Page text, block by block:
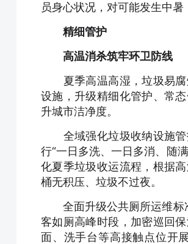
员身心状况，对可能发生中
精细管护
高温消杀筑牢环卫防线
夏季高温高湿，垃圾易腐
设施，升级精细化管护、常
升城市洁净度。
全域强化垃圾收纳设施管
行“一日多洗、一日多消、随
化夏季垃圾收运流程，根据
桶无积压、垃圾不过夜。
全面升级公共厕所运维标
客如厕高峰时段，加密巡回
面、洗手台等高接触点位开